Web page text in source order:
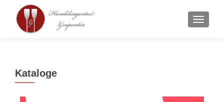
Kataloge